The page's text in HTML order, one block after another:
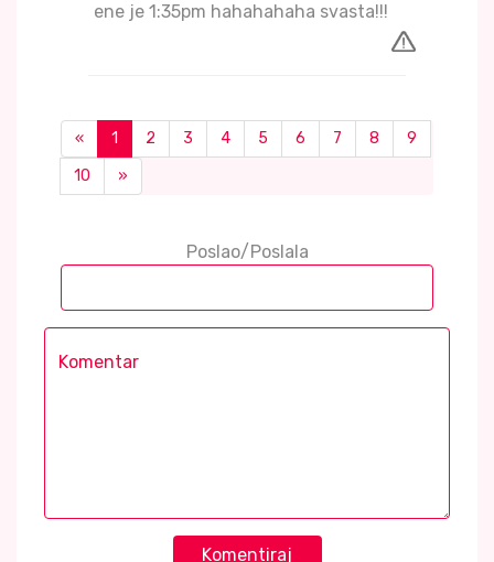
ene je 1:35pm hahahahaha svasta!!!
« 1 2 3 4 5 6 7 8
9
10
»
Poslao/Poslala
Komentiraj